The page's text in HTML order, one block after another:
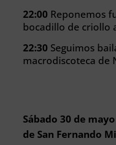
22:00 Reponemos
bocadillo de criollo
22:30 Seguimos
macrodiscoteca de
Sábado 30 de
de San Fernando